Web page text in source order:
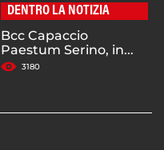
DENTRO LA NOTIZIA
Bcc Capaccio
Paestum Serino, in...
3180